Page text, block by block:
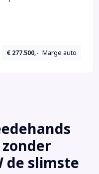
€ 277.500,- Marge auto
de slimste